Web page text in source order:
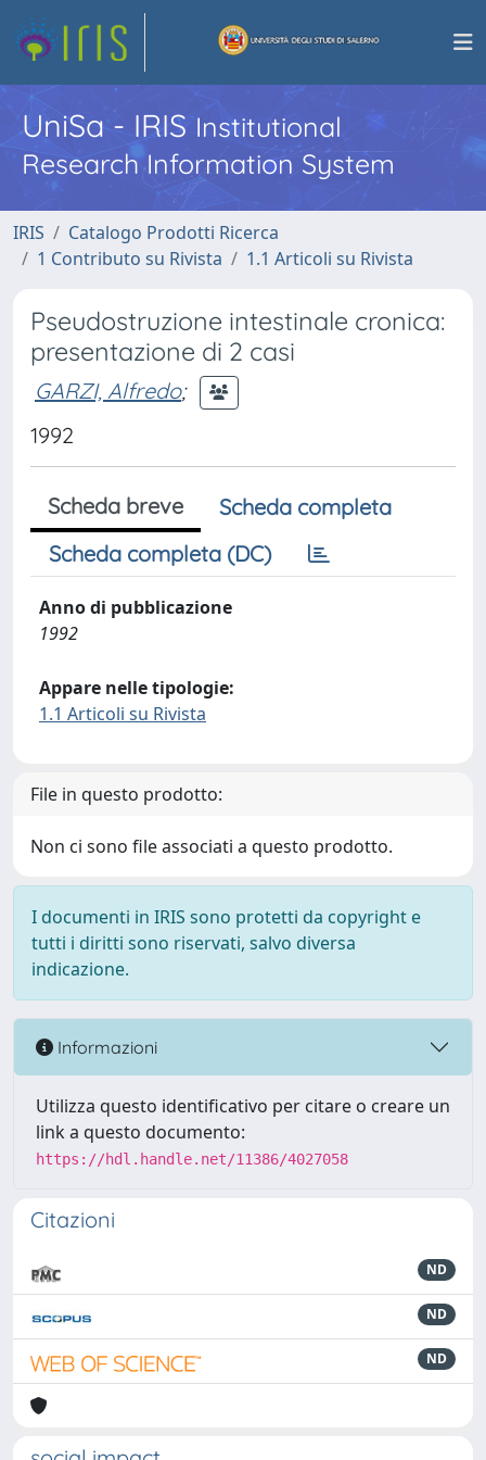
UniSa - IRISInstitutional
Research Information System
IRIS
Catalogo Prodotti Ricerca
1 Contributo su Rivista
1.1 Articoli su Rivista
Pseudostruzione intestinale cronica:
presentazione di 2 casi
GARZI, Alfredo;
1992
Scheda breve
Scheda completa
Scheda completa (DC)
Anno di pubblicazione
1992
Appare nelle tipologie:
1.1 Articoli su Rivista
File in questo prodotto:
Non ci sono file associati a questo prodotto.
I documenti in IRIS sono protetti da copyright e
tutti i diritti sono riservati, salvo diversa
indicazione.
Informazioni
Utilizza questo identificativo per citare o creare un
link a questo documento:
https://hdl.handle.net/11386/4027058
Citazioni
ND
ND
ND